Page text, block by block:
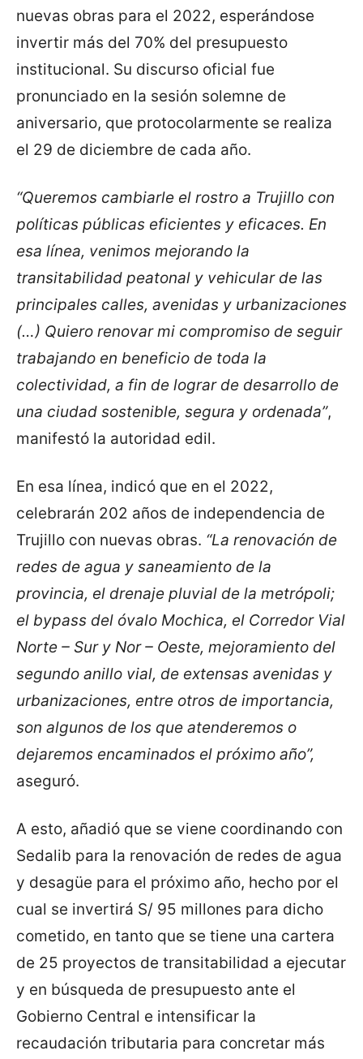
nuevas obras para el 2022, esperándose
invertir más del 70% del presupuesto
institucional. Su discurso oficial fue
pronunciado en la sesión solemne de
aniversario, que protocolarmente se realiza
el 29 de diciembre de cada año.
“Queremos cambiarle el rostro a Trujillo con
políticas públicas eficientes y eficaces. En
esa línea, venimos mejorando la
transitabilidad peatonal y vehicular de las
principales calles, avenidas y urbanizaciones
(…) Quiero renovar mi compromiso de seguir
trabajando en beneficio de toda la
colectividad, a fin de lograr de desarrollo de
una ciudad sostenible, segura y ordenada”,
manifestó la autoridad edil.
En esa línea, indicó que en el 2022,
celebrarán 202 años de independencia de
Trujillo con nuevas obras. “La renovación de
redes de agua y saneamiento de la
provincia, el drenaje pluvial de la metrópoli;
el bypass del óvalo Mochica, el Corredor Vial
Norte – Sur y Nor – Oeste, mejoramiento del
segundo anillo vial, de extensas avenidas y
urbanizaciones, entre otros de importancia,
son algunos de los que atenderemos o
dejaremos encaminados el próximo año”,
aseguró.
A esto, añadió que se viene coordinando con
Sedalib para la renovación de redes de agua
y desagüe para el próximo año, hecho por el
cual se invertirá S/ 95 millones para dicho
cometido, en tanto que se tiene una cartera
de 25 proyectos de transitabilidad a ejecutar
y en búsqueda de presupuesto ante el
Gobierno Central e intensificar la
recaudación tributaria para concretar más